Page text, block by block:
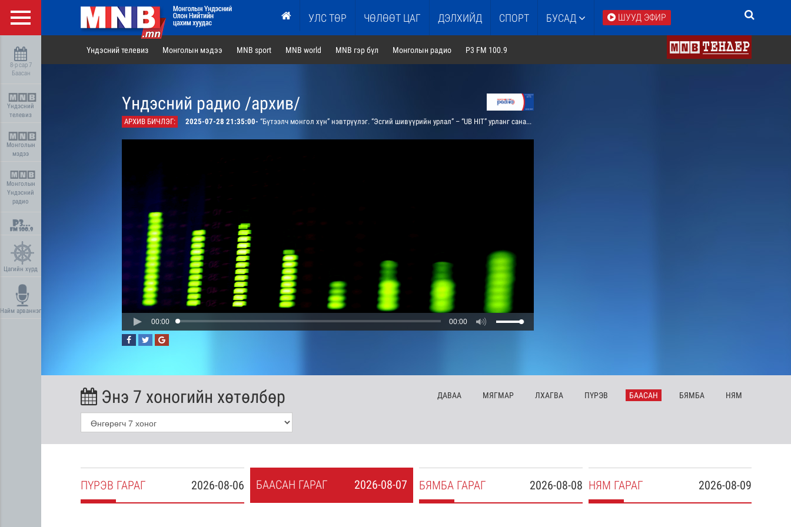
УЛС ТӨР ЧӨЛӨӨТ ЦАГ ДЭЛХИЙД СПОРТ БУСАД ШУУД ЭФИР
8-р сар 7
Баасан
Үндэсний
телевиз
Монголын
мэдээ
Монголын
Үндэсний
радио
Цагийн хүрд
Найм арваннэг
Үндэсний телевиз Монголын мэдээ MNB sport MNB world MNB гэр бүл Монголын радио P3 FM 100.9
Үндэсний радио /архив/
АРХИВ БИЧЛЭГ: 2025-07-28 21:35:00- “Бүтээлч монгол хүн” нэвтрүүлэг. “Эсгий шивүүрийн урлал” – “UB HIT” урланг санаачлагч Доржсүрэнгийн Солонго оролцоно /давтана/
00:00 00:00
Энэ 7 хоногийн хөтөлбөр ДАВАА МЯГМАР ЛХАГВА ПҮРЭВ БААСАН БЯМБА НЯМ
2026-08-06
ПҮРЭВ ГАРАГ 2026-08-07
БААСАН ГАРАГ 2026-08-08
БЯМБА ГАРАГ 2026-08-09
НЯМ ГАРАГ